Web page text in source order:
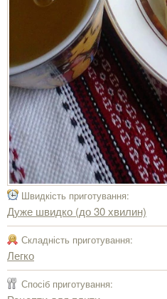
Швидкість приготування:
Дуже швидко (до 30 хвилин)
Складність приготування:
Легко
Спосіб приготування: